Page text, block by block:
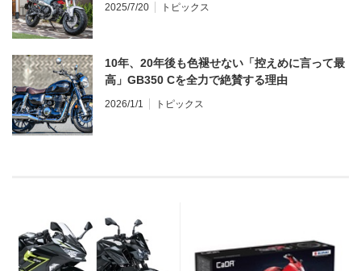
2025/7/20 トピックス
10年、20年後も色褪せない「控えめに言って最
高」GB350 Cを全力で絶賛する理由
2026/1/1 トピックス